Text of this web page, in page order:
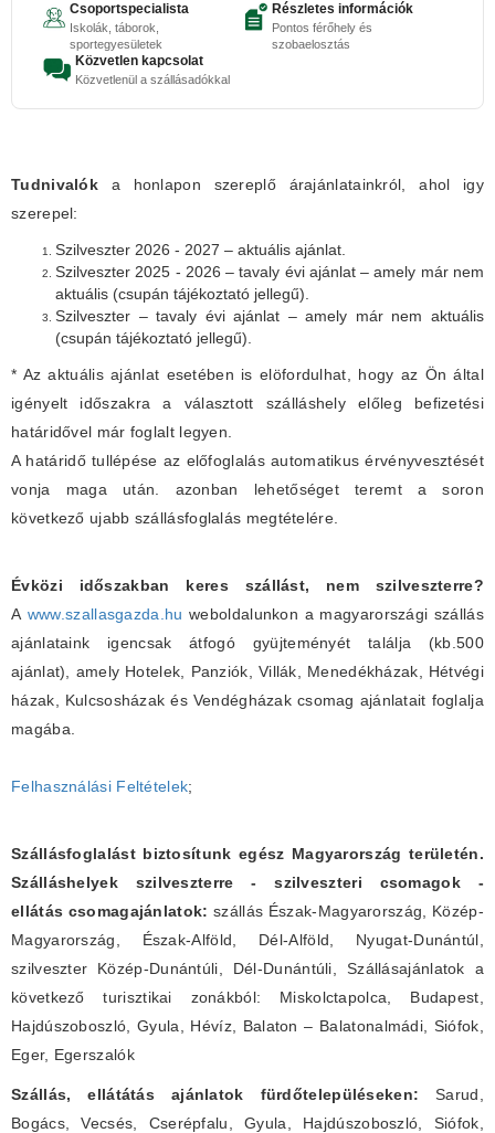
Csoportspecialista
Iskolák, táborok,
sportegyesületek
Részletes információk
Pontos férőhely és
szobaelosztás
Közvetlen kapcsolat
Közvetlenül a szállásadókkal
Tudnivalók a honlapon szereplő árajánlatainkról, ahol igy
szerepel:
Szilveszter 2026 - 2027 – aktuális ajánlat.
Szilveszter 2025 - 2026 – tavaly évi ajánlat – amely már nem
aktuális (csupán tájékoztató jellegű).
Szilveszter – tavaly évi ajánlat – amely már nem aktuális
(csupán tájékoztató jellegű).
* Az aktuális ajánlat esetében is elöfordulhat, hogy az Ön által
igényelt időszakra a választott szálláshely előleg befizetési
határidővel már foglalt legyen.
A határidő tullépése az előfoglalás automatikus érvényvesztését
vonja maga után. azonban lehetőséget teremt a soron
következő ujabb szállásfoglalás megtételére.
Évközi időszakban keres szállást, nem szilveszterre?
A www.szallasgazda.hu weboldalunkon a magyarországi szállás
ajánlataink igencsak átfogó gyüjteményét találja (kb.500
ajánlat), amely Hotelek, Panziók, Villák, Menedékházak, Hétvégi
házak, Kulcsosházak és Vendégházak csomag ajánlatait foglalja
magába.
Felhasználási Feltételek;
Szállásfoglalást biztosítunk egész Magyarország területén.
Szálláshelyek szilveszterre - szilveszteri csomagok -
ellátás csomagajánlatok: szállás Észak-Magyarország, Közép-
Magyarország, Észak-Alföld, Dél-Alföld, Nyugat-Dunántúl,
szilveszter Közép-Dunántúli, Dél-Dunántúli, Szállásajánlatok a
következő turisztikai zonákból: Miskolctapolca, Budapest,
Hajdúszoboszló, Gyula, Hévíz, Balaton – Balatonalmádi, Siófok,
Eger, Egerszalók
Szállás, ellátátás ajánlatok fürdőtelepüléseken:Sarud,
Bogács, Vecsés, Cserépfalu, Gyula, Hajdúszoboszló, Siófok,